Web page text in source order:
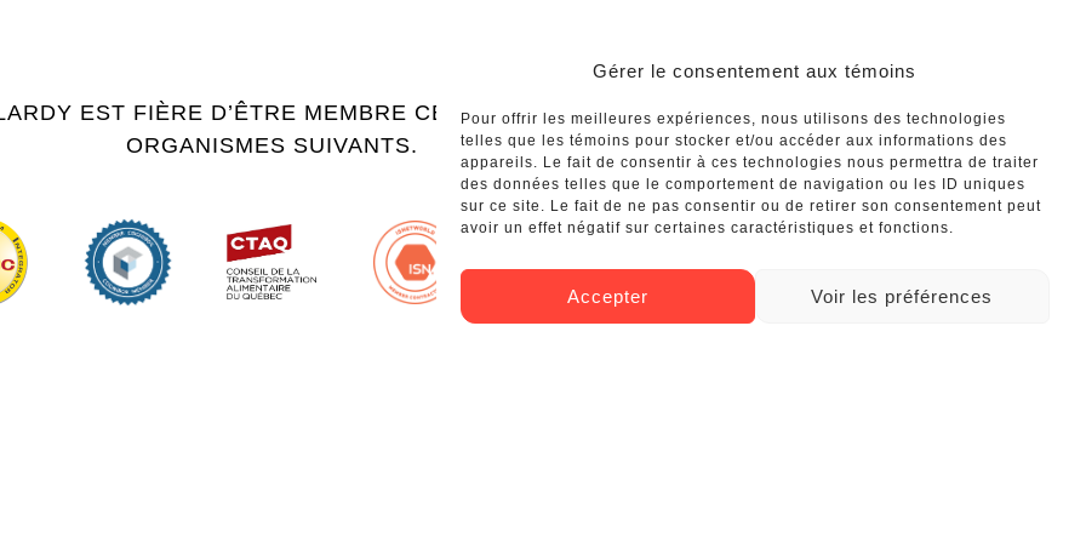
Gérer le consentement aux témoins
Pour offrir les meilleures expériences, nous utilisons des technologies
telles que les témoins pour stocker et/ou accéder aux informations des
appareils. Le fait de consentir à ces technologies nous permettra de traiter
des données telles que le comportement de navigation ou les ID uniques
sur ce site. Le fait de ne pas consentir ou de retirer son consentement peut
avoir un effet négatif sur certaines caractéristiques et fonctions.
Accepter Voir les préférences
EST FIÈRE D’ÊTRE MEMBRE CERTIFIÉ DES
ORGANISMES SUIVANTS.